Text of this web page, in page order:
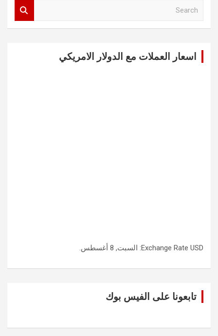
اسعار العملات مع الدولار الامريكي
Exchange Rate USD : السبت, 8 أغسطس.
تابعونا على الفيس بوك